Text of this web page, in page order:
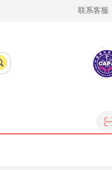
联系客服